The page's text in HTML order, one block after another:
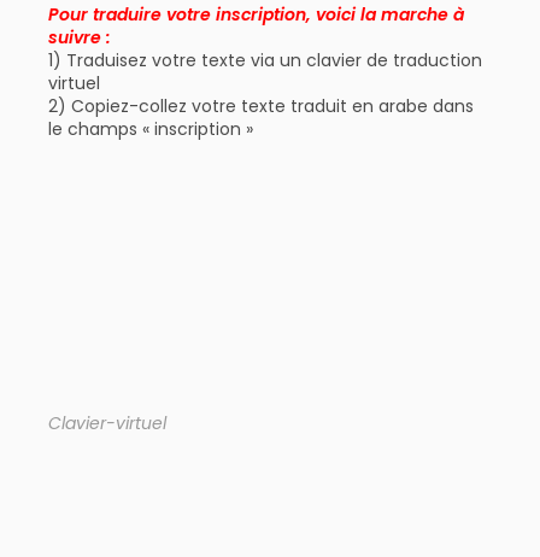
Pour traduire votre inscription, voici la marche à
suivre :
1) Traduisez votre texte via un clavier de traduction
virtuel
2) Copiez-collez votre texte traduit en arabe dans
le champs « inscription »
Clavier-virtuel